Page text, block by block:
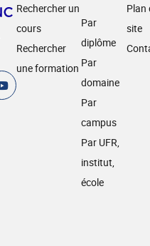
Rechercher un
cours
Rechercher
une formation
Par
diplôme
Par
domaine
Par
campus
Par UFR,
institut,
école
Plan
site